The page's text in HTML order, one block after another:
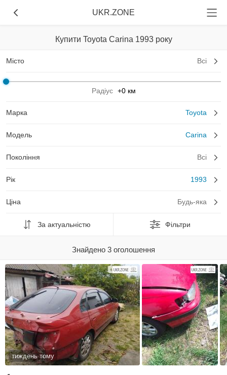
UKR.ZONE
Купити Toyota Carina 1993 року
Місто Всі
Радіус +0 км
Марка Toyota
Модель Carina
Покоління Всі
Рік 1993
Ціна Будь-яка
За актуальністю Фільтри
Знайдено 3 оголошення
тиждень тому